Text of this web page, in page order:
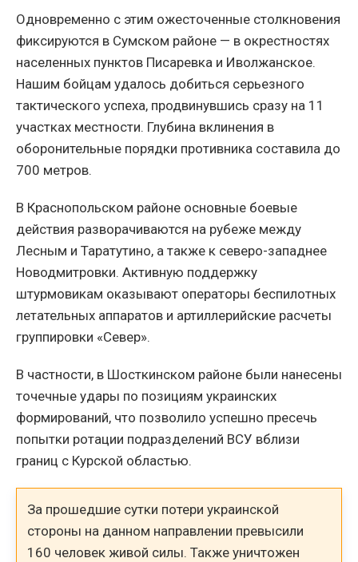
Одновременно с этим ожесточенные столкновения
фиксируются в Сумском районе — в окрестностях
населенных пунктов Писаревка и Иволжанское.
Нашим бойцам удалось добиться серьезного
тактического успеха, продвинувшись сразу на 11
участках местности. Глубина вклинения в
оборонительные порядки противника составила до
700 метров.
В Краснопольском районе основные боевые
действия разворачиваются на рубеже между
Лесным и Таратутино, а также к северо-западнее
Новодмитровки. Активную поддержку
штурмовикам оказывают операторы беспилотных
летательных аппаратов и артиллерийские расчеты
группировки «Север».
В частности, в Шосткинском районе были нанесены
точечные удары по позициям украинских
формирований, что позволило успешно пресечь
попытки ротации подразделений ВСУ вблизи
границ с Курской областью.
За прошедшие сутки потери украинской
стороны на данном направлении превысили
160 человек живой силы. Также уничтожен